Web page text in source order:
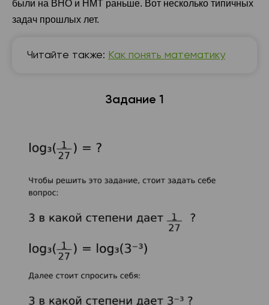
были на ВНО и НМТ раньше. Вот несколько типичных
задач прошлых лет.
Читайте также: Как понять математику
Задание 1